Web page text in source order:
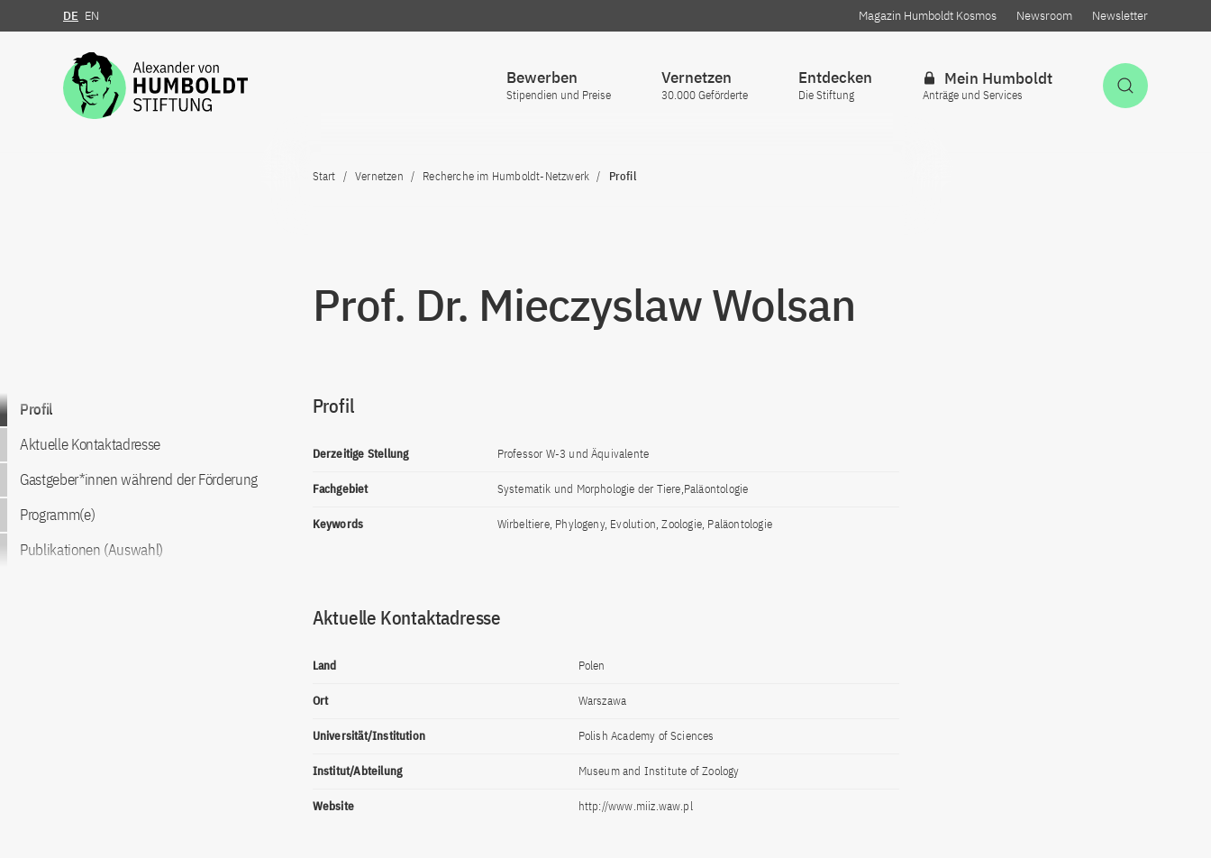
Zum Inhalt springen
DE EN Magazin Humboldt Kosmos Newsroom Newsletter
Bewerben
Stipendien und Preise
Vernetzen
30.000 Geförderte
Entdecken
Die Stiftung
Mein Humboldt
Anträge und Services
Start Vernetzen Recherche im Humboldt-Netzwerk Profil
Prof. Dr. Mieczyslaw Wolsan
Zum Inhalt springen
Profil
Aktuelle Kontaktadresse
Gastgeber*innen während der Förderung
Programm(e)
Publikationen (Auswahl)
Profil
Derzeitige Stellung Professor W-3 und Äquivalente
Fachgebiet Systematik und Morphologie der Tiere,Paläontologie
Keywords Wirbeltiere, Phylogeny, Evolution, Zoologie, Paläontologie
Aktuelle Kontaktadresse
Land Polen
Ort Warszawa
Universität/Institution Polish Academy of Sciences
Institut/Abteilung Museum and Institute of Zoology
Website http://www.miiz.waw.pl